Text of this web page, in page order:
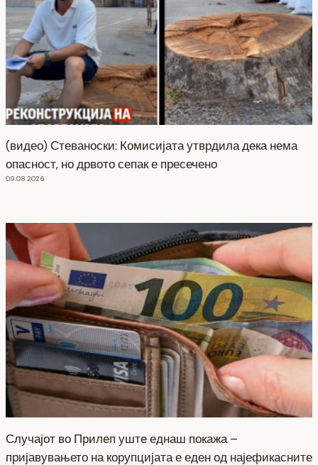
(видео) Стеваноски: Комисијата утврдила дека нема
опасност, но дрвото сепак е пресечено
09.08.2026
Случајот во Прилеп уште еднаш покажа –
пријавувањето на корупцијата е еден од најефикасните